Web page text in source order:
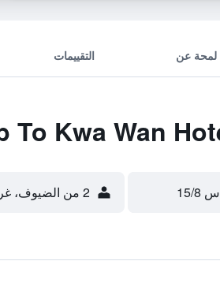
لمحة عن التقييمات
س 15/8 2 من الضيوف، غرفة واحدة